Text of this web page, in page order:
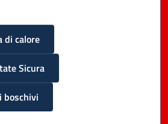
di calore
Sicura
boschivi